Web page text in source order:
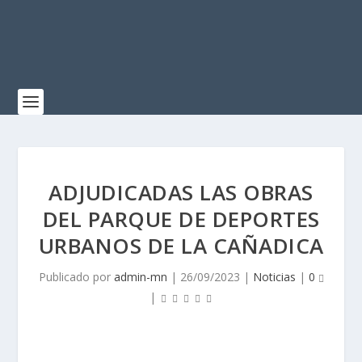
ADJUDICADAS LAS OBRAS
DEL PARQUE DE DEPORTES
URBANOS DE LA CAÑADICA
Publicado por admin-mn | 26/09/2023 | Noticias | 0
|